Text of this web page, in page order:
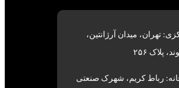
تهران، میدان آرژانتین،
پلاک ۲۵۶
رباط کریم، شهرک صنعتی